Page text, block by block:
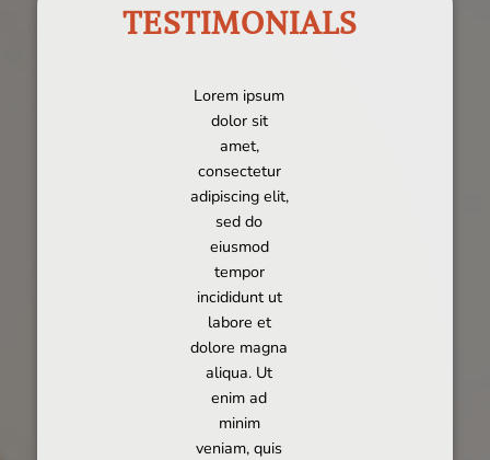
TESTIMONIALS
Lorem ipsum
dolor sit
amet,
consectetur
adipiscing elit,
sed do
eiusmod
tempor
incididunt ut
labore et
dolore magna
aliqua. Ut
enim ad
minim
veniam, quis